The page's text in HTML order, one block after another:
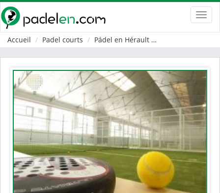
Accueil
Padel courts Pádel en Hérault